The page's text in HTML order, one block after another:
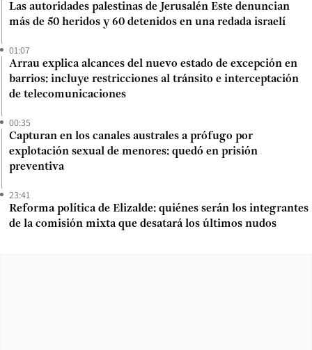
Las autoridades palestinas de Jerusalén Este denuncian
más de 50 heridos y 60 detenidos en una redada israelí
01:07
Arrau explica alcances del nuevo estado de excepción en
barrios: incluye restricciones al tránsito e interceptación
de telecomunicaciones
00:35
Capturan en los canales australes a prófugo por
explotación sexual de menores: quedó en prisión
preventiva
23:41
Reforma política de Elizalde: quiénes serán los integrantes
de la comisión mixta que desatará los últimos nudos